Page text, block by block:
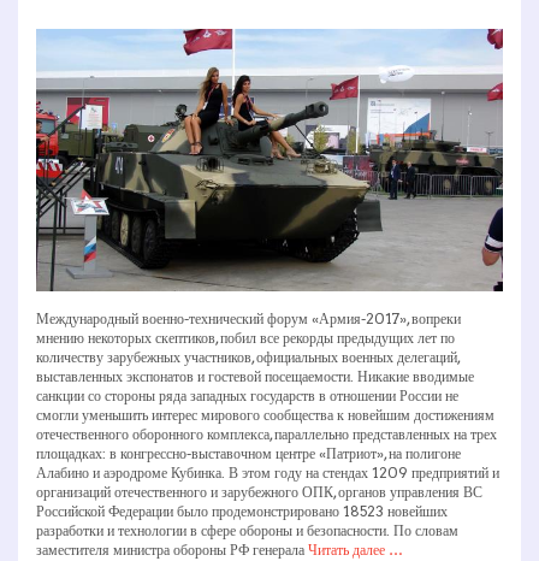
Международный военно-­технический форум «Армия-­2017», вопреки
мнению некоторых скептиков, побил все рекорды предыдущих лет по
количеству зарубежных участников, официальных военных делегаций,
выставленных экспонатов и гостевой посещаемости. Никакие вводимые
санкции со стороны ряда западных государств в отношении России не
смогли уменьшить интерес мирового сообщества к новейшим достижениям
отечественного оборонного комплекса, параллельно представленных на трех
площадках: в конгрессно-­выставочном центре «Патриот», на полигоне
Алабино и аэродроме Кубинка. В этом году на стендах 1209 предприятий и
организаций отечественного и зарубежного ОПК, органов управления ВС
Российской Федерации было продемонстрировано 18523 новейших
разработки и технологии в сфере обороны и безопасности. По словам
заместителя министра обороны РФ генерала Читать далее …